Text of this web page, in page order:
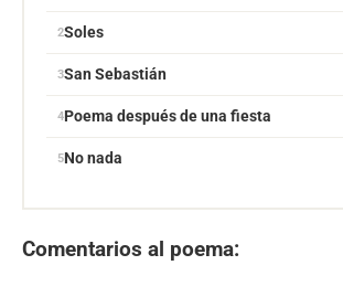
Soles
San Sebastián
Poema después de una fiesta
No nada
Comentarios al poema: